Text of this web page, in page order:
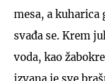
mesa, a kuharica
svađa se. Krem
voda, kao